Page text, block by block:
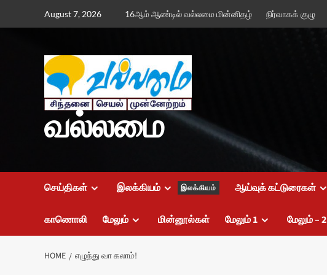
August 7, 2026 16ஆம் ஆண்டில் வல்லமை மின்னிதழ் நிர்வாகக் குழு
வல்லமை
செய்திகள் இலக்கியம் இலக்கியம் ஆய்வுக் கட்டுரைகள்
காணொலி மேலும் மின்னூல்கள் மேலும் 1 மேலும் – 2
HOME எழுந்து வா கலாம்!